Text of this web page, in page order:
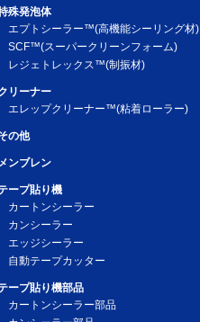
殊発泡体
エプトシーラー™(高機能シーリング材)
SCF™(スーパークリーンフォーム)
レジェトレックス™(制振材)
リーナー
エレップクリーナー™(粘着ローラー)
の他
メンブレン
ープ貼り機
カートンシーラー
カンシーラー
エッジシーラー
自動テープカッター
ープ貼り機部品
カートンシーラー部品